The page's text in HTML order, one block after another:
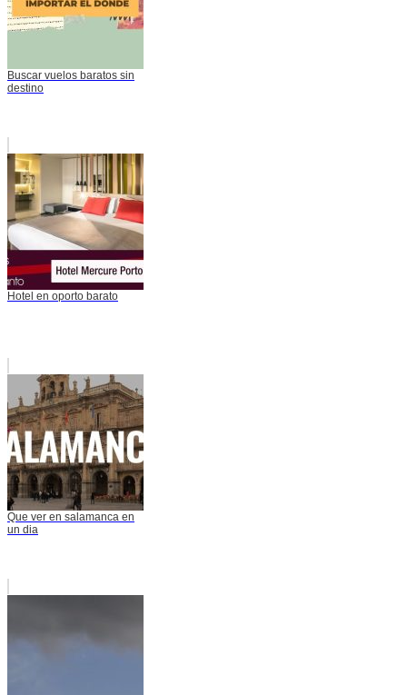
Buscar vuelos baratos sin
destino
Hotel en oporto barato
Que ver en salamanca en
un dia